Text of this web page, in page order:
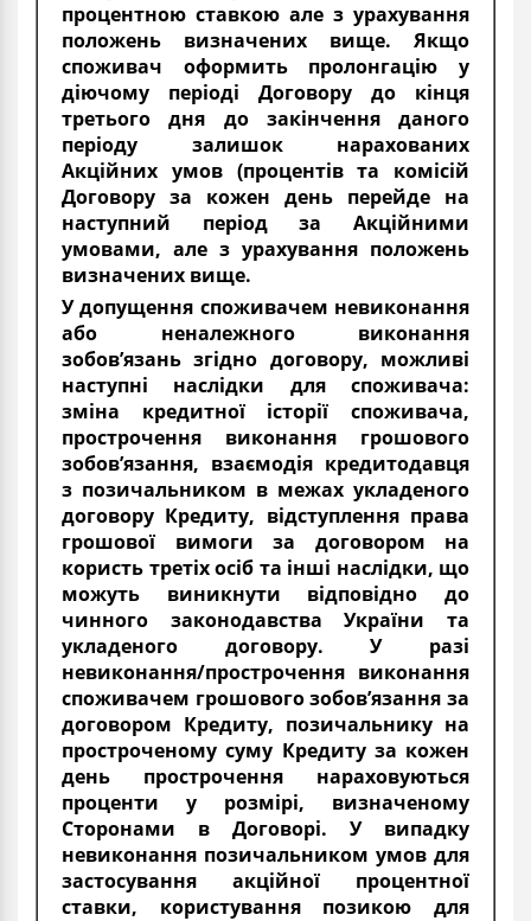
процентною ставкою але з урахування
положень визначених вище. Якщо
споживач оформить пролонгацію у
діючому періоді Договору до кінця
третього дня до закінчення даного
періоду залишок нарахованих
Акційних умов (процентів та комісій
Договору за кожен день перейде на
наступний період за Акційними
умовами, але з урахування положень
визначених вище.
У допущення споживачем невиконання
або неналежного виконання
зобов’язань згідно договору, можливі
наступні наслідки для споживача:
зміна кредитної історії споживача,
прострочення виконання грошового
зобов’язання, взаємодія кредитодавця
з позичальником в межах укладеного
договору Кредиту, відступлення права
грошової вимоги за договором на
користь третіх осіб та інші наслідки, що
можуть виникнути відповідно до
чинного законодавства України та
укладеного договору. У разі
невиконання/прострочення виконання
споживачем грошового зобов’язання за
договором Кредиту, позичальнику на
простроченому суму Кредиту за кожен
день прострочення нараховуються
проценти у розмірі, визначеному
Сторонами в Договорі. У випадку
невиконання позичальником умов для
застосування акційної процентної
ставки, користування позикою для